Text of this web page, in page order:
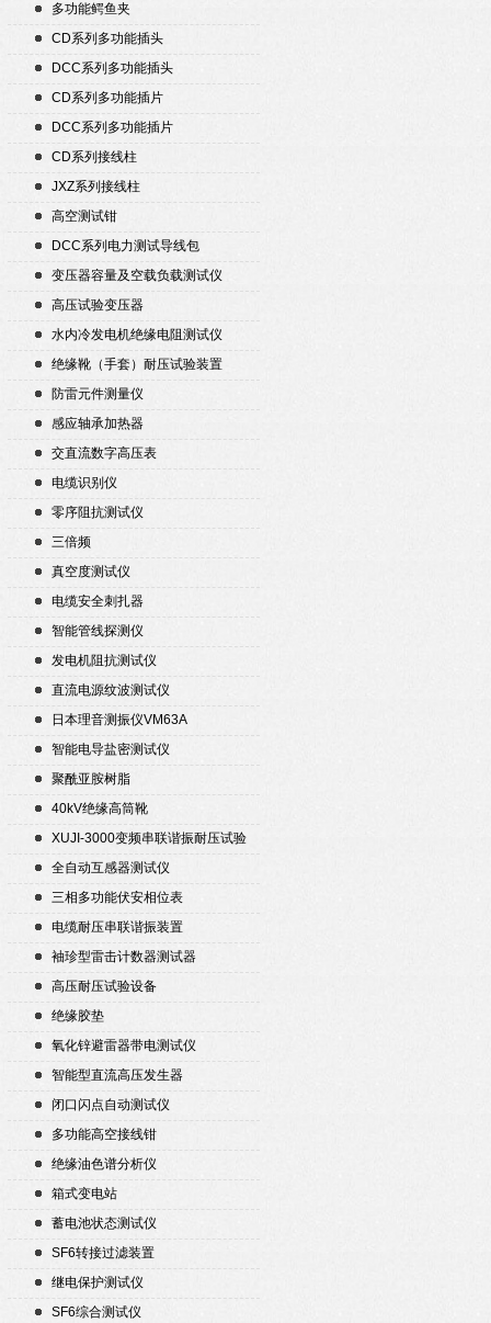
多功能鳄鱼夹
CD系列多功能插头
DCC系列多功能插头
CD系列多功能插片
DCC系列多功能插片
CD系列接线柱
JXZ系列接线柱
高空测试钳
DCC系列电力测试导线包
变压器容量及空载负载测试仪
高压试验变压器
水内冷发电机绝缘电阻测试仪
绝缘靴（手套）耐压试验装置
防雷元件测量仪
感应轴承加热器
交直流数字高压表
电缆识别仪
零序阻抗测试仪
三倍频
真空度测试仪
电缆安全刺扎器
智能管线探测仪
发电机阻抗测试仪
直流电源纹波测试仪
日本理音测振仪VM63A
智能电导盐密测试仪
聚酰亚胺树脂
40kV绝缘高筒靴
XUJI-3000变频串联谐振耐压试验
装置
全自动互感器测试仪
三相多功能伏安相位表
电缆耐压串联谐振装置
袖珍型雷击计数器测试器
高压耐压试验设备
绝缘胶垫
氧化锌避雷器带电测试仪
智能型直流高压发生器
闭口闪点自动测试仪
多功能高空接线钳
绝缘油色谱分析仪
箱式变电站
蓄电池状态测试仪
SF6转接过滤装置
继电保护测试仪
SF6综合测试仪